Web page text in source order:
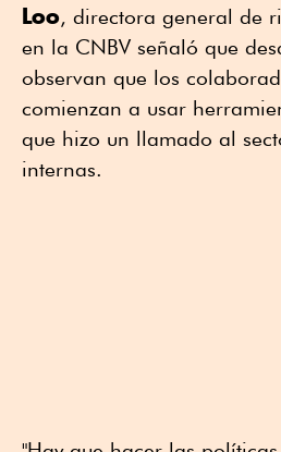
Loo, directora general de
en la CNBV señaló que
observan que los
comienzan a usar
que hizo un llamado al
internas.